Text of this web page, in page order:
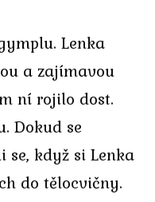
Lenka
a zajímavou
ní rojilo dost.
Dokud se
se, když si Lenka
do tělocvičny.